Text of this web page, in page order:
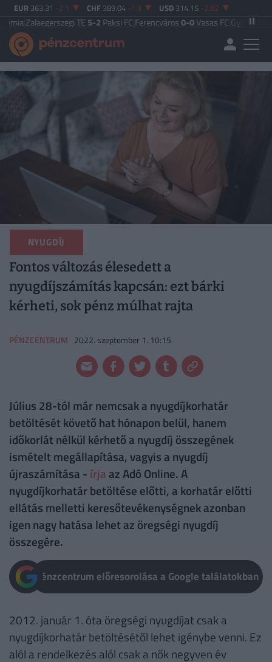
EUR 363.31 -2.1 CHF 389.04 -1.3 USD 314.15 -2.82
TE5-2Paksi FC |Ferencváros0-0Vasas FC|Győri ETO FC4-0
NYUGDÍJ
Fontos változás élesedett a
nyugdíjszámítás kapcsán: ezt bárki
kérheti, sok pénz múlhat rajta
PÉNZCENTRUM 2022. szeptember 1. 10:15
Július 28-tól már nemcsak a nyugdíjkorhatár
betöltését követő hat hónapon belül, hanem
időkorlát nélkül kérhető a nyugdíj összegének
ismételt megállapítása, vagyis a nyugdíj
újraszámítása - írja az Adó Online. A
nyugdíjkorhatár betöltése előtti, a korhatár előtti
ellátás melletti keresőtevékenységnek azonban
igen nagy hatása lehet az öregségi nyugdíj
összegére.
Pénzcentrum előresorolása a Google találatokban
2012. január 1. óta öregségi nyugdíjat csak a
nyugdíjkorhatár betöltésétől lehet igénybe venni. Ez
alól a rendelkezés alól csak a nők negyven év